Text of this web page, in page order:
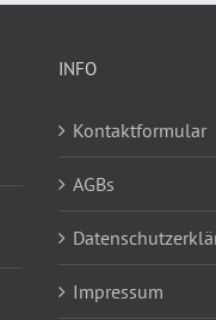
INFO
Kontaktformular
AGBs
Impressum